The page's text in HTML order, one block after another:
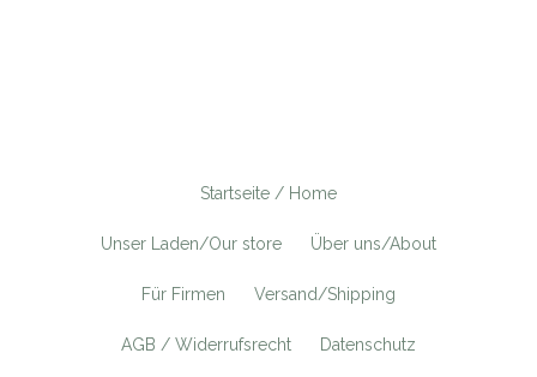
Startseite / Home
Unser Laden/Our store Über uns/About
Für Firmen Versand/Shipping
AGB / Widerrufsrecht Datenschutz